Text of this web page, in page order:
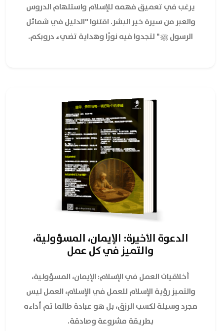
يرغب في تعميق فهمه للإسلام واستلهام الدروس
والعبر من سيرة خير البشر. اقتنوا "الدليل في شمائل
الرسول ﷺ" لتجدوا فيه نورًا وهداية تضيء دروبكم.
الدعوة الأخيرة: الإيمان، المسؤولية،
والتميز في كل عمل
أخلاقيات العمل في الإسلام: الإيمان، المسؤولية،
والتميز رؤية الإسلام للعمل في الإسلام، العمل ليس
مجرد وسيلة لكسب الرزق، بل هو عبادة طالما تم أداءه
بطريقة مشروعة وصادقة.